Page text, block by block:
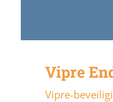
Vipre
Vipre-